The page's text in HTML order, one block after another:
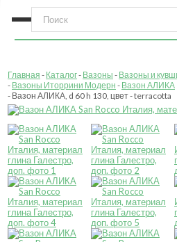
Главная Каталог Вазоны
Вазоны и
Вазоны Иторрини Модерн
Вазон АЛИКА
Вазон АЛИКА, d 60 h 130, цвет - terracotta